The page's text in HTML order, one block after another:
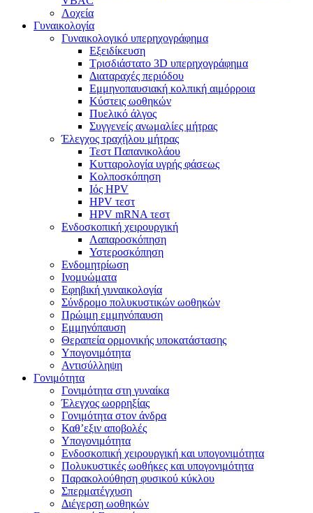
Λοχεία
Γυναικολογία
Γυναικολογικό υπερηχογράφημα
Εξειδίκευση
Τρισδιάστατο 3D υπερηχογράφημα
Διαταραχές περιόδου
Εμμηνοπαυσιακή κολπική αιμόρροια
Κύστεις ωοθηκών
Πυελικό άλγος
Συγγενείς ανωμαλίες μήτρας
Έλεγχος τραχήλου μήτρας
Τεστ Παπανικολάου
Κυτταρολογία υγρής φάσεως
Κολποσκόπηση
Ιός HPV
HPV τεστ
HPV mRNA τεστ
Ενδοσκοπική χειρουργική
Λαπαροσκόπηση
Υστεροσκόπηση
Ενδομητρίωση
Ινομυώματα
Εφηβική γυναικολογία
Σύνδρομο πολυκυστικών ωοθηκών
Πρώιμη εμμηνόπαυση
Εμμηνόπαυση
Θεραπεία ορμονικής υποκατάστασης
Υπογονιμότητα
Αντισύλληψη
Γονιμότητα
Γονιμότητα στη γυναίκα
Έλεγχος ωορρηξίας
Γονιμότητα στον άνδρα
Καθ’εξιν αποβολές
Υπογονιμότητα
Ενδοσκοπική χειρουργική και υπογονιμότητα
Πολυκυστικές ωοθήκες και υπογονιμότητα
Παρακολούθηση φυσικού κύκλου
Σπερματέγχυση
Διέγερση ωοθηκών